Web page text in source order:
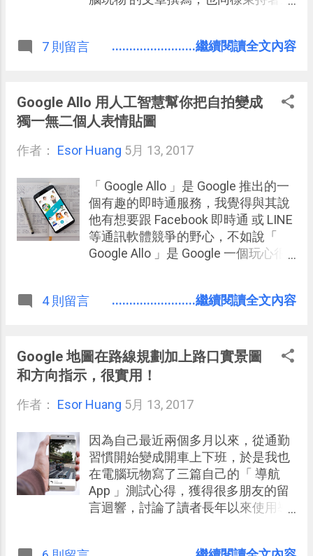
都是我驗證之後才寫出來的心得分
程，我只是喜歡在人生中（或電腦
中）去嘗試許多最佳化的挑戰，體驗
這一方面提供給我很多素材可寫，另
難題解決過程。 今年，默默的走過寫
作電腦玩物的 10 週年，讓我開始去
回想一個問題，在我嘗試的這麼多方
法中，有哪些生產力方法真正變成我
的「習慣」，並且是我還會一直想要
7 則留言 ........................繼續閱讀全文內容
Google Allo 用人工智慧幫你把自拍變成
獨一無二個人表情貼圖
作者： Esor Huang 5月 13, 2017
「 Google Allo 」是 Google 推出的一
個有趣的即時通服務，我覺得與其說
他有想要跟 Facebook 即時通 或 LINE
等通訊軟體競爭的野心，不如說「
Google Allo 」是 Google 一個玩心很
性」功能，然後測試用戶到底會如何
以跟助理玩、跟助理問問題，嘗試在
跟朋友對話時使用智慧型助理來輔助
中文指令實測：「 Google Allo 聊天可
測教學 」。 而最近「 Google Allo 」
又有好玩的新功能推出，就是利用機
器學習分析你的自拍照，然後結合藝
術家手繪素材，把你的自拍照變成獨
一無二的個人專屬表情貼圖。
4 則留言 ........................繼續閱讀全文內容
Google 地圖在路線規劃加上路口實景圖
和方向指示，很實用！
作者： Esor Huang 5月 13, 2017
因為自己最近兩個多月以來，從通勤
習慣開始變成開車上下班，於是我也
在電腦玩物寫了三篇自己的「 導航
App 」測試心得，獲得很多朋友的留
言迴響，討論了讀者長年以來使用導